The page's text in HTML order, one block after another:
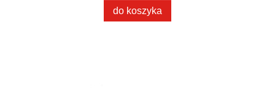
do koszyka